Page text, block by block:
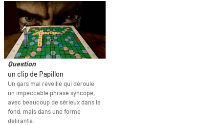
Question
un clip de Papillon
Un gars mal réveillé qui déroule
un impeccable phrasé syncopé,
avec beaucoup de sérieux dans le
fond, mais dans une forme
délirante.